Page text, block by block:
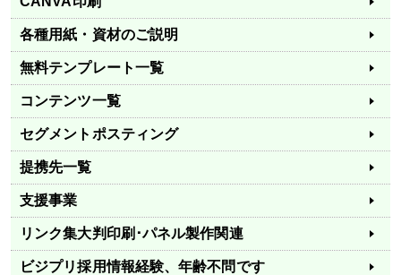
各種用紙・資材のご説明
無料テンプレート一覧
コンテンツ一覧
セグメントポスティング
提携先一覧
支援事業
リンク集大判印刷･パネル製作関連
ビジプリ採用情報経験、年齢不問です